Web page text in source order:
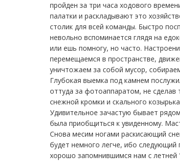
пройден за три часа ходового
палатки и раскладывают это
столик для всей команды. Быстро
невольно вспоминается глядя на
или ешь помногу, но часто.
перемещаемся в пространстве,
уничтожаем за собой мусор,
Глубокая выемка под камнем
оттуда за фотоаппаратом, не сделав
снежной кромки и скального
Удивительное зачастую бывает
была приобщиться к увиденному.
Снова месим ногами раскисающий
будет немного легче, ибо следующий
хорошо запомнившимся нам с летней